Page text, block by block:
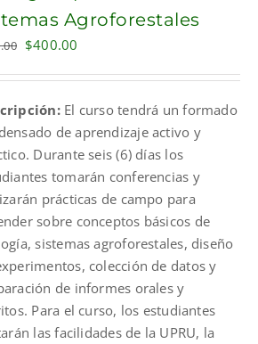
Agroforestales
Original
$631.00.
$400.00
$400.00.
El curso tendrá un formado
de aprendizaje activo y
Durante seis (6) días los
tomarán conferencias y
prácticas de campo para
sobre conceptos básicos de
sistemas agroforestales, diseño
colección de datos y
de informes orales y
Para el curso, los estudiantes
las facilidades de la UPRU, la